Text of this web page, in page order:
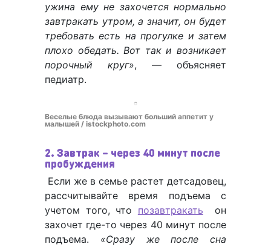
ужина ему не захочется нормально
завтракать утром, а значит, он будет
требовать есть на прогулке и затем
плохо обедать. Вот так и возникает
порочный круг», — объясняет
педиатр.
Веселые блюда вызывают больший аппетит у
малышей / istockphoto.com
2. Завтрак – через 40 минут после
пробуждения
Если же в семье растет детсадовец,
рассчитывайте время подъема с
учетом того, что позавтракать он
захочет где-то через 40 минут после
подъема. «Сразу же после сна